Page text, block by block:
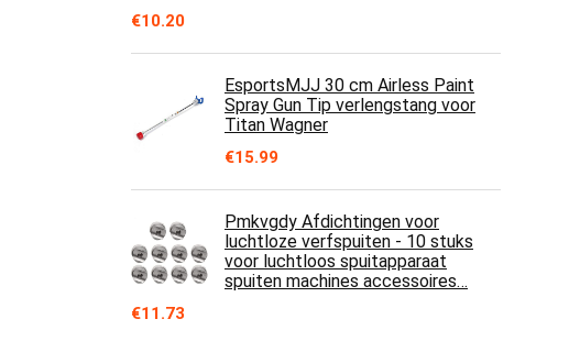
€10.20
EsportsMJJ 30 cm Airless Paint
Spray Gun Tip verlengstang voor
Titan Wagner
€15.99
Pmkvgdy Afdichtingen voor
luchtloze verfspuiten - 10 stuks
voor luchtloos spuitapparaat
spuiten machines accessoires…
€11.73